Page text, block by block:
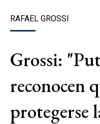
RAFAEL GROSSI
Grossi:
reconocen
protegerse